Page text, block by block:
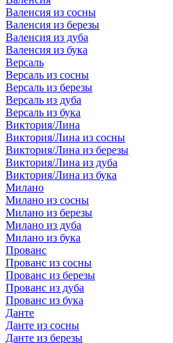
Валенсия из сосны
Валенсия из березы
Валенсия из дуба
Валенсия из бука
Версаль
Версаль из сосны
Версаль из березы
Версаль из дуба
Версаль из бука
Виктория/Лина
Виктория/Лина из сосны
Виктория/Лина из березы
Виктория/Лина из дуба
Виктория/Лина из бука
Милано
Милано из сосны
Милано из березы
Милано из дуба
Милано из бука
Прованс
Прованс из сосны
Прованс из березы
Прованс из дуба
Прованс из бука
Данте
Данте из сосны
Данте из березы